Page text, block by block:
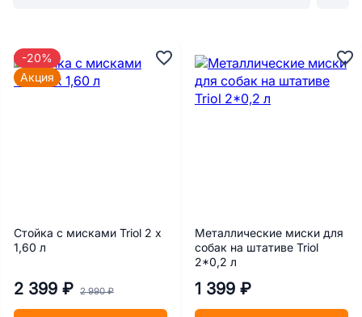
Стойка с мисками Triol 2 х
1,60 л
2 399 ₽ 2 990 ₽
-20%
Акция
Металлические миски для
собак на штативе Triol
2*0,2 л
1 399 ₽